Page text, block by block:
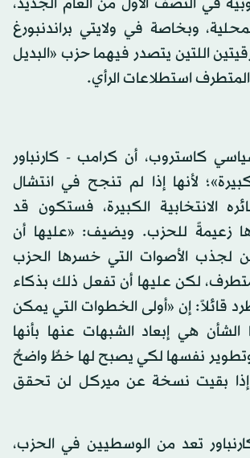
في النصف الأول من العام الجديد،
وبخاصة في ولايتي براندنبورغ
اللتين يتصدر فيهما حزب «البديل
المتطرف استطلاعات الرأي.
كاستروب، أن كرامب - كارنباور
لأنها إذا لم تنجح في انتشال
الانتخابية الكبيرة، فستكون قد
زعيمةً للحزب. ويضيف: «عليها أن
لجذب الأصوات التي خسرها الحزب
لكن عليها أن تفعل ذلك بذكاء
قائلاً: إن «أولى الخطوات التي يمكن
هي إبعاد الشبهات عنها بأنها
نفسها لكي يصبح لها خطٌ واضحٌ
إذا بقيت نسخة عن ميركل لن تحقق
تعد من الوسطيين في الحزب،